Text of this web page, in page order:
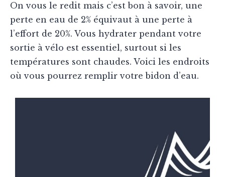
ou
à
VTT
On vous le redit mais c’est bon à savoir, une
perte en eau de 2% équivaut à une perte à
l’effort de 20%. Vous hydrater pendant votre
sortie à vélo est essentiel, surtout si les
températures sont chaudes. Voici les endroits
où vous pourrez remplir votre bidon d’eau.